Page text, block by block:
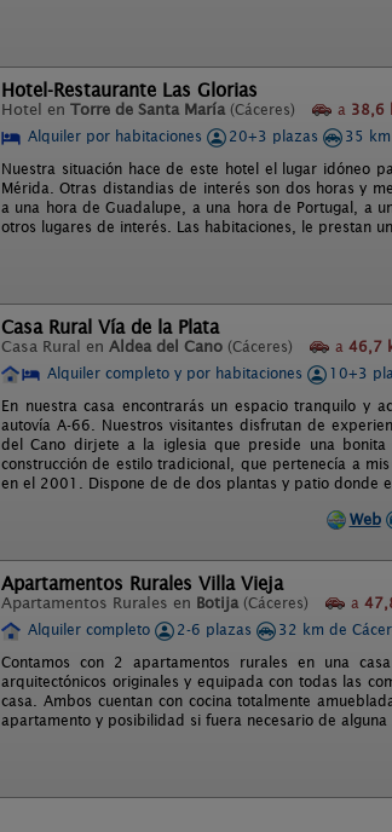
Hotel-Restaurante Las Glorias
Hotel en Torre de Santa María (Cáceres) a 38,6
Alquiler por habitaciones
20+3 plazas
35
Nuestra situación hace de este hotel el lugar idóneo
Mérida. Otras distandias de interés son dos horas y
a una hora de Guadalupe, a una hora de Portugal, a
otros lugares de interés. Las habitaciones, le prestan
Casa Rural Vía de la Plata
Casa Rural en Aldea del Cano (Cáceres) a 46,7
Alquiler completo y por habitaciones
10+3
En nuestra casa encontrarás un espacio tranquilo y
autovía A-66. Nuestros visitantes disfrutan de
del Cano dirjete a la iglesia que preside una
construcción de estilo tradicional, que pertenecía a
en el 2001. Dispone de de dos plantas y patio donde
Web
Apartamentos Rurales Villa Vieja
Apartamentos Rurales en Botija (Cáceres) a
Alquiler completo
2-6 plazas
32 km de
Contamos con 2 apartamentos rurales en una
arquitectónicos originales y equipada con todas las
casa. Ambos cuentan con cocina totalmente
apartamento y posibilidad si fuera necesario de